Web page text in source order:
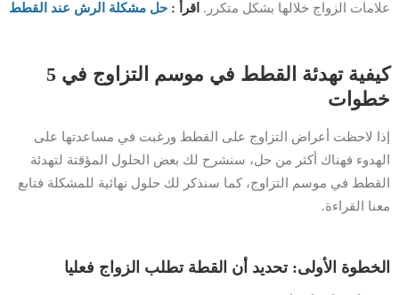
علامات الزواج خلالها بشكل متكرر. اقرأ : حل مشكلة الرش عند القطط
كيفية تهدئة القطط في موسم التزاوج في 5
خطوات
إذا لاحظت أعراض التزاوج على القطط ورغبت في مساعدتها على
الهدوء فهناك أكثر من حل، سنشرح لك بعض الحلول المؤقتة لتهدئة
القطط في موسم التزاوج، كما سنذكر لك حلول نهائية للمشكلة فتابع
معنا القراءة.
الخطوة الأولى: تحديد أن القطة تطلب الزواج فعليا